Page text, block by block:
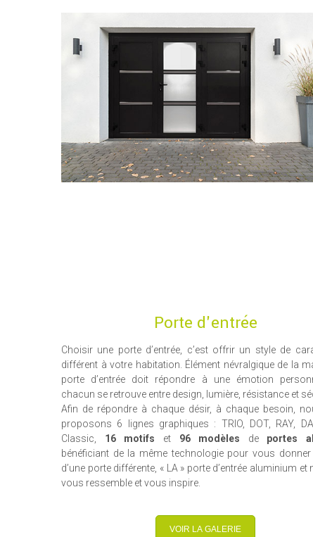
Porte d'entrée
Choisir une porte d’entrée, c’est offrir un style de
différent à votre habitation. Élément névralgique de la
porte d’entrée doit répondre à une émotion
chacun se retrouve entre design, lumière, résistance et
Afin de répondre à chaque désir, à chaque besoin,
proposons 6 lignes graphiques : TRIO, DOT, RAY,
Classic, 16 motifs et 96 modèles de portes
bénéficiant de la même technologie pour vous
d’une porte différente, « LA » porte d’entrée aluminium et
vous ressemble et vous inspire.
VOIR LA GALERIE